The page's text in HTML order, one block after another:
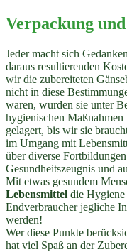
Verpackung
Jeder macht sich
daraus resultierenden
wir die zubereiteten
nicht in diese
waren, wurden sie unter
hygienischen
gelagert, bis wir sie
im Umgang mit
über diverse
Gesundheitszeugnis und
Mit etwas gesundem
Lebensmittel die Hygiene
Endverbraucher jegliche
werden!
Wer diese Punkte
hat viel Spaß an der